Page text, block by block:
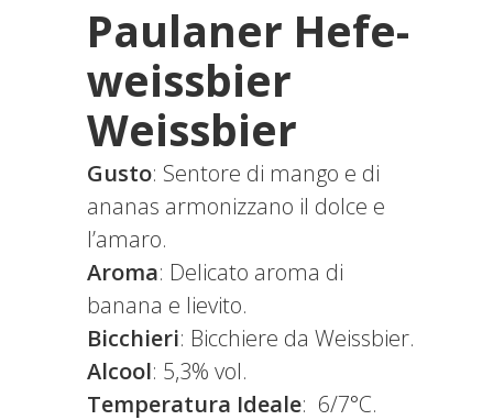
Paulaner Hefe-
weissbier
Weissbier
Gusto: Sentore di mango e di
ananas armonizzano il dolce e
l’amaro.
Aroma: Delicato aroma di
banana e lievito.
Bicchieri: Bicchiere da Weissbier.
Alcool: 5,3% vol.
Temperatura Ideale: 6/7°C.